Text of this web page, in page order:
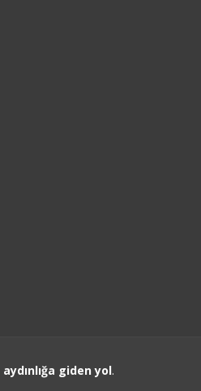
aydınlığa giden yol.